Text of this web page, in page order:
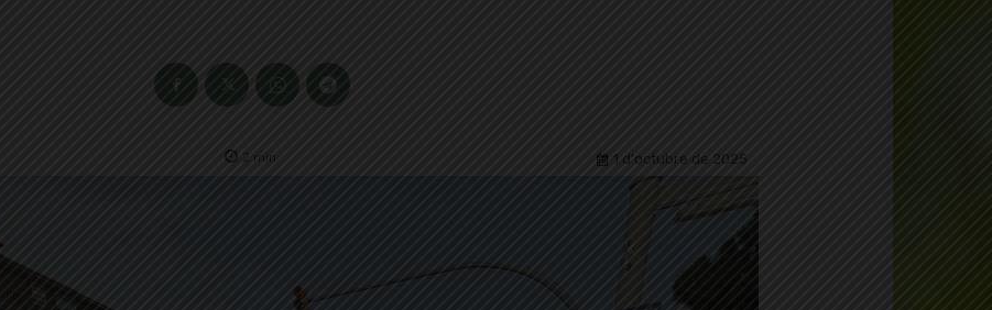
2 min. 1 d'octubre de 2025